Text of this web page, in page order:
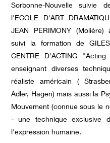
Sorbonne-Nouvelle suivie
l'ECOLE D'ART
JEAN PERIMONY
suivi la formation de GILES
CENTRE D'ACTING
enseignant diverses
réaliste américain (
Adler, Hagen) mais aussi la
Mouvement (connue sous le
- une technique exclusive
l'expression humaine.